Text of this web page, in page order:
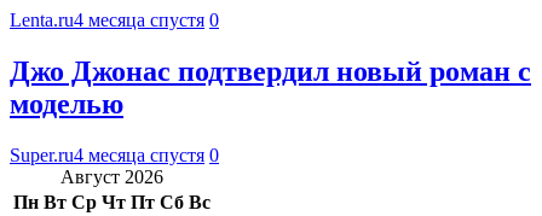
Lenta.ru4 месяца спустя 0
Джо Джонас подтвердил новый роман с
моделью
Super.ru4 месяца спустя 0
Август 2026
Пн Вт Ср Чт Пт Сб Вс